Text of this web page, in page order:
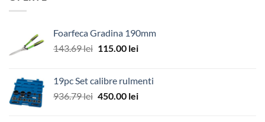
Foarfeca Gradina 190mm
143.69lei Prețul
fost:
143.69 lei.
115.00 leiPrețul
115.00 lei.
19pc Set calibre rulmenti
936.79lei Prețul
450.00 leiPrețul